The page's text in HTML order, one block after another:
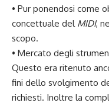
• Pur ponendosi come
concettuale del MIDI,
scopo.
• Mercato degli
Questo era ritenuto
fini dello svolgimento
richiesti. Inoltre la